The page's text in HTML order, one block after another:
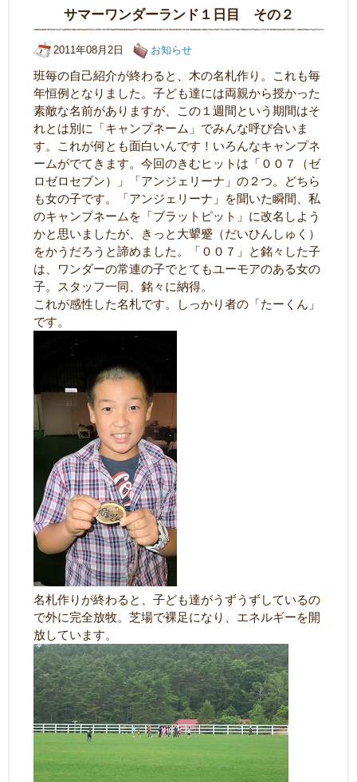
サマーワンダーランド１日目 その２
2011年08月2日 お知らせ
班毎の自己紹介が終わると、木の名札作り。これも毎
年恒例となりました。子ども達には両親から授かった
素敵な名前がありますが、この１週間という期間はそ
れとは別に「キャンプネーム」でみんな呼び合いま
す。これが何とも面白いんです！いろんなキャンプネ
ームがでてきます。今回のきむヒットは「００７（ゼ
ロゼロセブン）」「アンジェリーナ」の２つ。どちら
も女の子です。「アンジェリーナ」を聞いた瞬間、私
のキャンプネームを「ブラットピット」に改名しよう
かと思いましたが、きっと大顰蹙（だいひんしゅく）
をかうだろうと諦めました。「００７」と銘々した子
は、ワンダーの常連の子でとてもユーモアのある女の
子。スタッフ一同、銘々に納得。
これが感性した名札です。しっかり者の「たーくん」
です。
名札作りが終わると、子ども達がうずうずしているの
で外に完全放牧。芝場で裸足になり、エネルギーを開
放しています。